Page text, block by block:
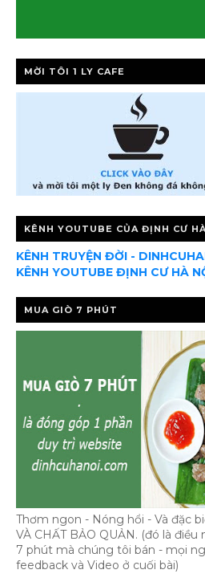
MỜI TÔI 1 LY CAFE
KÊNH YOUTUBE CỦA ĐỊNH CƯ
KÊNH TRUYỆN ĐỜI -
KÊNH YOUTUBE ĐỊNH CƯ HÀ
MUA GIÒ 7 PHÚT
Thơm ngon - Nóng hổi - Và đặc
VÀ CHẤT BẢO QUẢN. (đó là
7 phút mà chúng tôi bán - mọi
feedback và Video ở cuối bài)